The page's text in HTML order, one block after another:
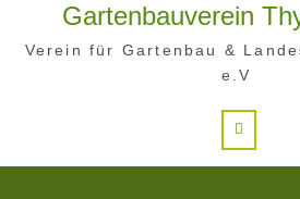
Gartenbauverein
Verein für Gartenbau &
e.V
Search